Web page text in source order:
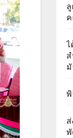
ไ
พิ
พั